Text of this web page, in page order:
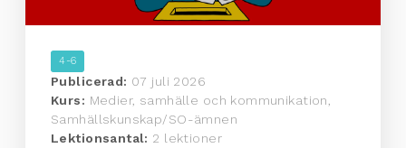
4-6
Publicerad: 07 juli 2026
Kurs: Medier, samhälle och kommunikation,
Samhällskunskap/SO-ämnen
Lektionsantal: 2 lektioner